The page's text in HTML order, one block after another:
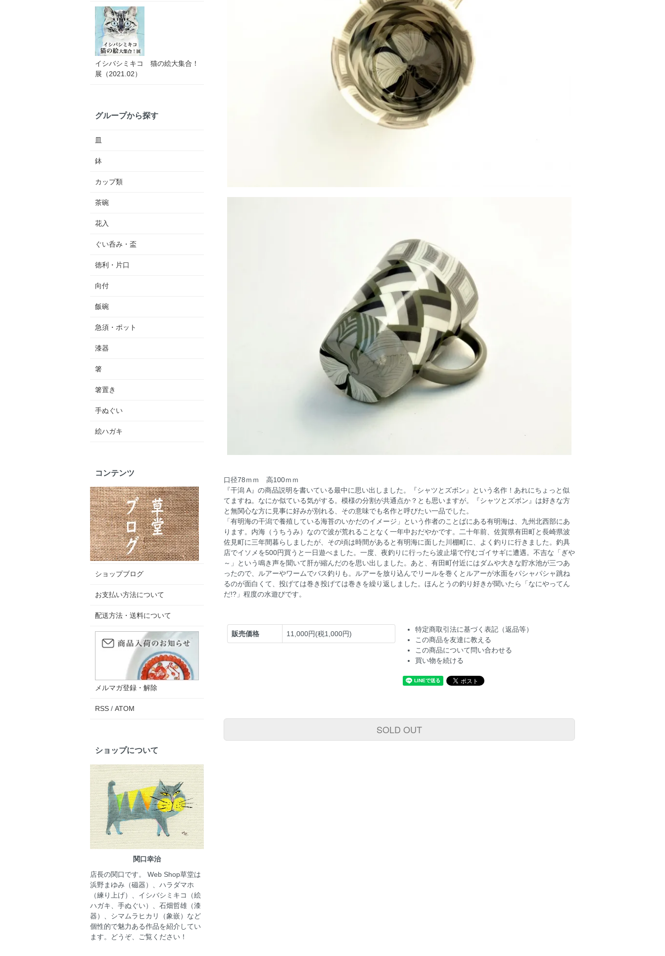
口径78ｍｍ 高100ｍｍ
『干潟 A』の商品説明を書いている最中に思い出しました。『シャツとズボン』という名作！あれにちょっと似
てますね。なにか似ている気がする。模様の分割が共通点か？とも思いますが。『シャツとズボン』は好きな方
と無関心な方に見事に好みが別れる、その意味でも名作と呼びたい一品でした。
「有明海の干潟で養殖している海苔のいかだのイメージ」という作者のことばにある有明海は、九州北西部にあ
ります。内海（うちうみ）なので波が荒れることなく一年中おだやかです。二十年前、佐賀県有田町と長崎県波
佐見町に三年間暮らしましたが、その頃は時間があると有明海に面した川棚町に、よく釣りに行きました。釣具
店でイソメを500円買うと一日遊べました。一度、夜釣りに行ったら波止場で佇むゴイサギに遭遇。不吉な「ぎや
～」という鳴き声を聞いて肝が縮んだのを思い出しました。あと、有田町付近にはダムや大きな貯水池が三つあ
ったので、ルアーやワームでバス釣りも。ルアーを放り込んでリールを巻くとルアーが水面をパシャパシャ跳ね
るのが面白くて、投げては巻き投げては巻きを繰り返しました。ほんとうの釣り好きが聞いたら「なにやってん
だ!?」程度の水遊びです。
販売価格 11,000円(税1,000円)
特定商取引法に基づく表記（返品等）
この商品を友達に教える
この商品について問い合わせる
買い物を続ける
SOLD OUT
イシバシミキコ 猫の絵大集合！
展（2021.02）
グループから探す
皿
鉢
カップ類
茶碗
花入
ぐい呑み・盃
徳利・片口
向付
飯碗
急須・ポット
漆器
箸
箸置き
手ぬぐい
絵ハガキ
コンテンツ
ショップブログ
お支払い方法について
配送方法・送料について
メルマガ登録・解除
RSS / ATOM
ショップについて
関口幸治
店長の関口です。 Web Shop草堂は
浜野まゆみ（磁器）、ハラダマホ
（練り上げ）、イシバシミキコ（絵
ハガキ、手ぬぐい）、石畑哲雄（漆
器）、シマムラヒカリ（象嵌）など
個性的で魅力ある作品を紹介してい
ます。どうぞ、ご覧ください！